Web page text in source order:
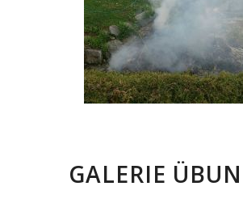
GALERIE